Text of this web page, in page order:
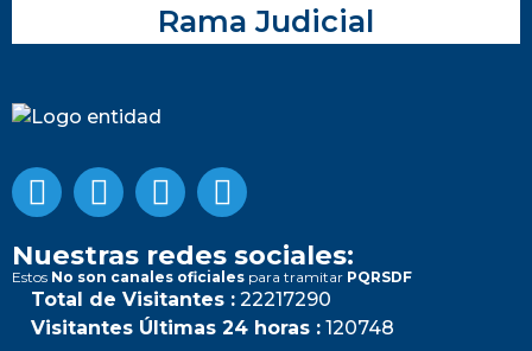
Rama Judicial
Nuestras redes sociales:
Estos No son canales oficiales para tramitar PQRSDF
Total de Visitantes : 22217290
Visitantes Últimas 24 horas : 120748